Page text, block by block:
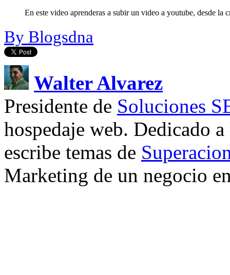
En este video aprenderas a subir un video a youtube, desde la
By Blogsdna
Walter Alvarez
Presidente de Soluciones
hospedaje web. Dedicado
escribe temas de
Marketing de un negocio